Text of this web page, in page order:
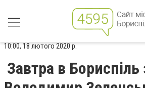
10:00, 18 лютого 2020 р.
Завтра в Бориспіль